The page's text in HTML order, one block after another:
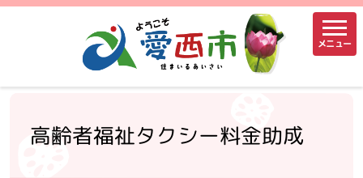
メニュー
高齢者福祉タクシー料金助成